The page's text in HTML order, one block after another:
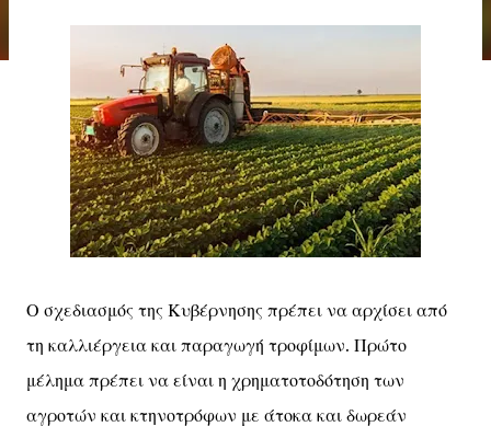
Ο σχεδιασμός της Κυβέρνησης πρέπει να αρχίσει από
τη καλλιέργεια και παραγωγή τροφίμων. Πρώτο
μέλημα πρέπει να είναι η χρηματοτοδότηση των
αγροτών και κτηνοτρόφων με άτοκα και δωρεάν